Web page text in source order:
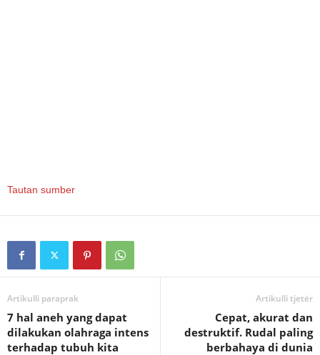
Tautan sumber
Artikulli paraprak
7 hal aneh yang dapat
dilakukan olahraga intens
terhadap tubuh kita
Artikulli tjetër
Cepat, akurat dan
destruktif. Rudal paling
berbahaya di dunia